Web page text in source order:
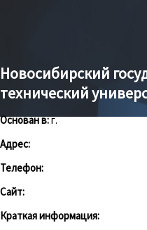
Новосибирский
технический
Основан в:г.
Адрес:
Телефон:
Сайт:
Краткая информация: